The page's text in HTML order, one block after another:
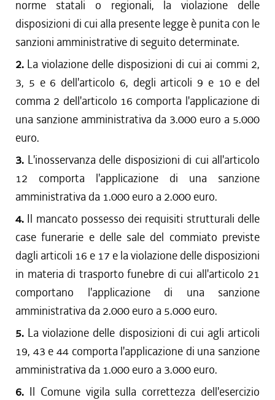
norme statali o regionali, la violazione delle
disposizioni di cui alla presente legge è punita con le
sanzioni amministrative di seguito determinate.
2. La violazione delle disposizioni di cui ai commi 2,
3, 5 e 6 dell'articolo 6, degli articoli 9 e 10 e del
comma 2 dell'articolo 16 comporta l'applicazione di
una sanzione amministrativa da 3.000 euro a 5.000
euro.
3. L'inosservanza delle disposizioni di cui all'articolo
12 comporta l'applicazione di una sanzione
amministrativa da 1.000 euro a 2.000 euro.
4. Il mancato possesso dei requisiti strutturali delle
case funerarie e delle sale del commiato previste
dagli articoli 16 e 17 e la violazione delle disposizioni
in materia di trasporto funebre di cui all'articolo 21
comportano l'applicazione di una sanzione
amministrativa da 2.000 euro a 5.000 euro.
5. La violazione delle disposizioni di cui agli articoli
19, 43 e 44 comporta l'applicazione di una sanzione
amministrativa da 1.000 euro a 3.000 euro.
6. Il Comune vigila sulla correttezza dell'esercizio